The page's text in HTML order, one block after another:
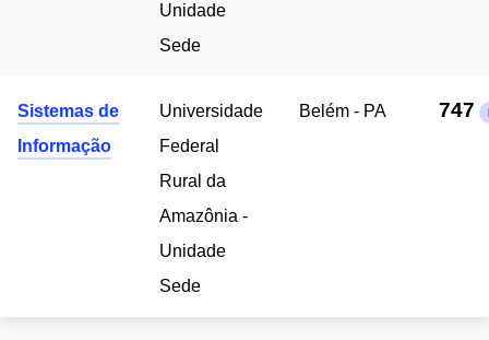
Unidade
Sede
Sistemas de
Informação
Universidade
Federal
Rural da
Amazônia -
Unidade
Sede
Belém - PA 747